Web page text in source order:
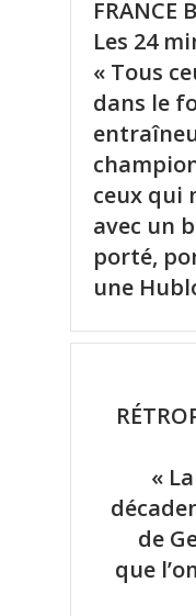
FRANCE
Les 24
« Tous
dans le
ceux qui
avec un
porté,
une
«
de
que